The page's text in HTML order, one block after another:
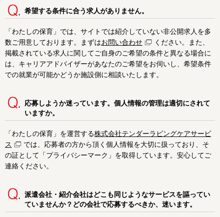
希望する条件に合う求人がありません。
「わたしの保育」では、サイトでは紹介していない非公開求人を多
数ご用意しております。まずはお問い合わせ
ください。また、
掲載されている求人に関してご自身のご希望の条件と異なる場合に
は、キャリアアドバイザーがあなたのご希望をお伺いし、希望条件
での就業が可能かどうか施設側に相談いたします。
応募しようか迷っています。個人情報の管理は適切にされて
いますか。
「わたしの保育」を運営する株式会社テンダーラビングケアサービ
ス
では、応募者の方から頂く個人情報を大切に扱っており、そ
の証として「プライバシーマーク」を取得しています。安心してご
連絡ください。
派遣会社・紹介会社はどこも同じようなサービスを謳ってい
ていませんか？どの会社で応募するべきか、迷います。